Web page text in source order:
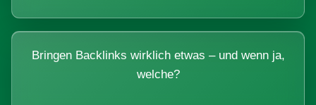
Bringen Backlinks wirklich etwas – und wenn ja,
welche?